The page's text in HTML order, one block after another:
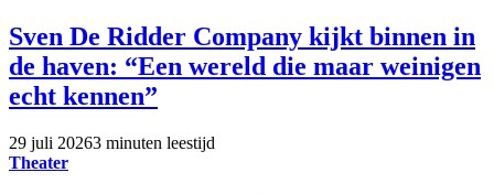
Sven De Ridder Company kijkt binnen in
de haven: “Een wereld die maar weinigen
echt kennen”
29 juli 20263 minuten leestijd
Theater